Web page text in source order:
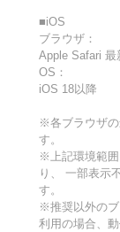
■iOS
ブラウザ：
Apple Safari 最
OS：
iOS 18以降
※各ブラウザの
す。
※上記環境範囲
り、 一部表示
す。
※推奨以外の
利用の場合、